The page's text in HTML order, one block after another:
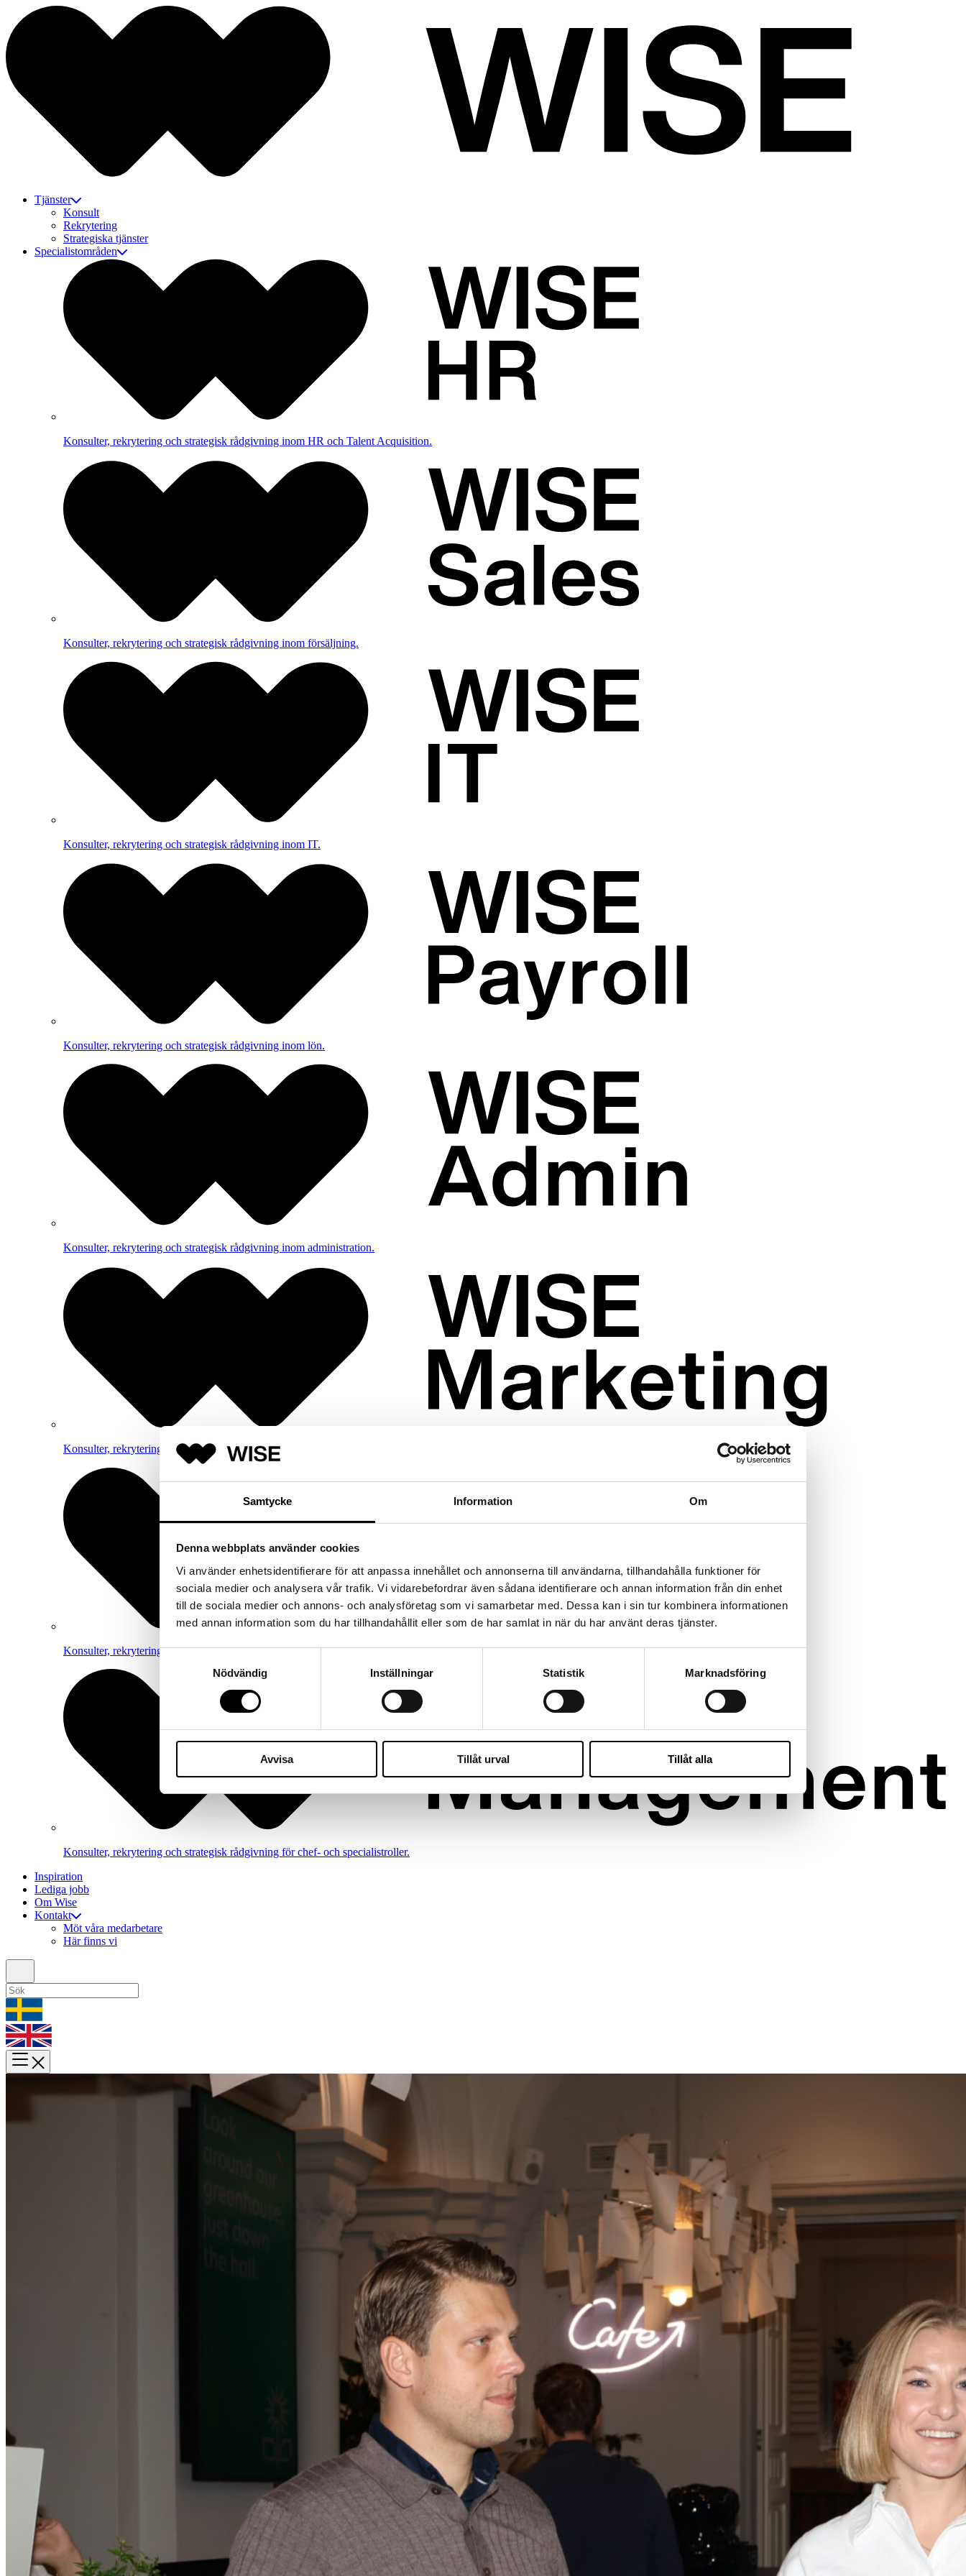
Samtycke Information Om
Denna webbplats använder cookies
Vi använder enhetsidentifierare för att anpassa innehållet och annonserna till användarna, tillhandahålla funktioner för
sociala medier och analysera vår trafik. Vi vidarebefordrar även sådana identifierare och annan information från din enhet
till de sociala medier och annons- och analysföretag som vi samarbetar med. Dessa kan i sin tur kombinera informationen
med annan information som du har tillhandahållit eller som de har samlat in när du har använt deras tjänster.
Samtyckesval
Nödvändig
Inställningar Statistik Marknadsföring
Avvisa Tillåt urval Tillåt alla
Tjänster
Konsult
Rekrytering
Strategiska tjänster
Specialistområden
Konsulter, rekrytering och strategisk rådgivning inom HR och Talent Acquisition.
Konsulter, rekrytering och strategisk rådgivning inom försäljning.
Konsulter, rekrytering och strategisk rådgivning inom IT.
Konsulter, rekrytering och strategisk rådgivning inom lön.
Konsulter, rekrytering och strategisk rådgivning inom administration.
Konsulter, rekrytering och strategisk rådgivning inom marknadsföring och kommunkation.
Konsulter, rekrytering och strategisk rådgivning inom ekonomi.
Konsulter, rekrytering och strategisk rådgivning för chef- och specialistroller.
Inspiration
Lediga jobb
Om Wise
Kontakt
Möt våra medarbetare
Här finns vi